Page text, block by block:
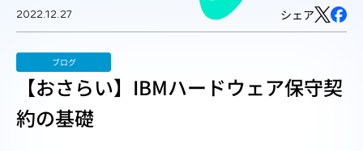
2022.12.27 シェア
ブログ
【おさらい】IBMハードウェア保守契
約の基礎